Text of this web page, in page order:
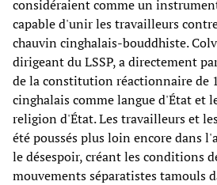
considéraient comme un
capable d'unir les travailleurs
chauvin cinghalais-bouddhiste.
dirigeant du LSSP, a directement
de la constitution réactionnaire de
cinghalais comme langue d'État et
religion d'État. Les travailleurs et
été poussés plus loin encore dans
le désespoir, créant les conditions
mouvements séparatistes tamouls